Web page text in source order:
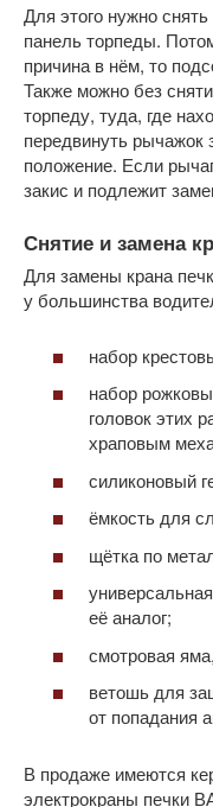
Для этого нужно
панель торпеды.
причина в нём, то
Также можно без
торпеду, туда, где
передвинуть рычажок
положение. Если
закис и подлежит
Снятие и замена
Для замены крана
у большинства
набор
набор
головок этих
храповым
силиконовый
ёмкость для
щётка по
её аналог;
смотровая
ветошь для
от попадания
В продаже имеются
электрокраны печки